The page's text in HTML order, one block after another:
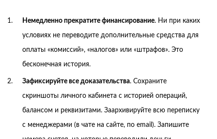
Немедленно прекратите финансирование. Ни при каких
условиях не переводите дополнительные средства для
оплаты «комиссий», «налогов» или «штрафов». Это
бесконечная история.
Зафиксируйте все доказательства. Сохраните
скриншоты личного кабинета с историей операций,
балансом и реквизитами. Заархивируйте всю переписку
с менеджерами (в чате на сайте, по email). Запишите